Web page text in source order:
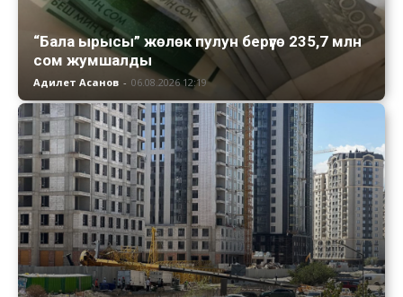
“Бала ырысы” жөлөк пулун берүүгө 235,7 млн
сом жумшалды
Адилет Асанов - 06.08.2026 12:19